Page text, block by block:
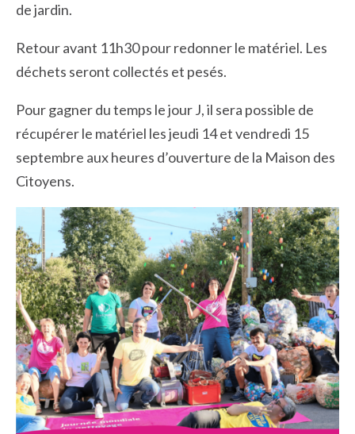
de jardin.
Retour avant 11h30 pour redonner le matériel. Les
déchets seront collectés et pesés.
Pour gagner du temps le jour J, il sera possible de
récupérer le matériel les jeudi 14 et vendredi 15
septembre aux heures d’ouverture de la Maison des
Citoyens.